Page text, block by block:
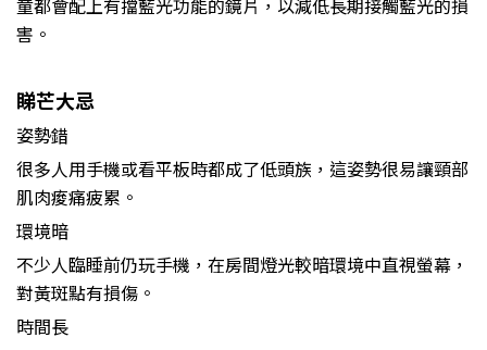
童都會配上有擋藍光功能的鏡片，以減低長期接觸藍光的損
害。
睇芒大忌
姿勢錯
很多人用手機或看平板時都成了低頭族，這姿勢很易讓頸部
肌肉痠痛疲累。
環境暗
不少人臨睡前仍玩手機，在房間燈光較暗環境中直視螢幕，
對黃斑點有損傷。
時間長